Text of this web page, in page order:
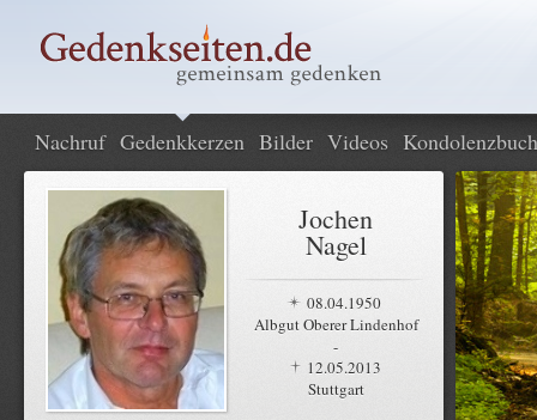
Nachruf Gedenkkerzen Bilder Videos Kondolenzbuch
Jochen
Nagel
08.04.1950
Albgut Oberer Lindenhof
-
12.05.2013
Stuttgart